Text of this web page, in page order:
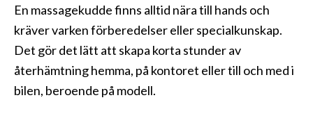
En massagekudde finns alltid nära till hands och
kräver varken förberedelser eller specialkunskap.
Det gör det lätt att skapa korta stunder av
återhämtning hemma, på kontoret eller till och med i
bilen, beroende på modell.